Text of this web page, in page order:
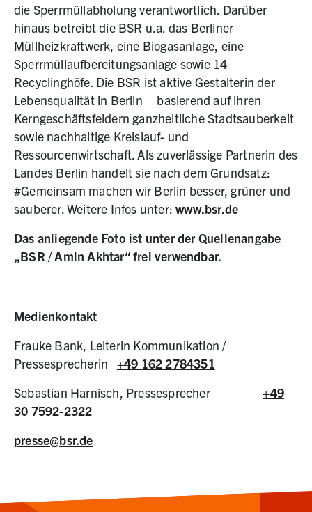
die Sperrmüllabholung verantwortlich. Darüber
hinaus betreibt die BSR u.a. das Berliner
Müllheizkraftwerk, eine Biogasanlage, eine
Sperrmüllaufbereitungsanlage sowie 14
Recyclinghöfe. Die BSR ist aktive Gestalterin der
Lebensqualität in Berlin – basierend auf ihren
Kerngeschäftsfeldern ganzheitliche Stadtsauberkeit
sowie nachhaltige Kreislauf- und
Ressourcenwirtschaft. Als zuverlässige Partnerin des
Landes Berlin handelt sie nach dem Grundsatz:
#Gemeinsam machen wir Berlin besser, grüner und
sauberer. Weitere Infos unter:www.bsr.de
Das anliegende Foto ist unter der Quellenangabe
„BSR / Amin Akhtar“ frei verwendbar.
Medienkontakt
Frauke Bank, Leiterin Kommunikation /
Pressesprecherin +49 162 2784351
Sebastian Harnisch, Pressesprecher+49
30 7592-2322
presse@bsr.de